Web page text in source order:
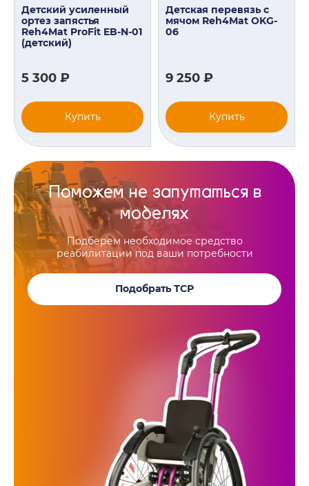
Детский усиленный
ортез запястья
Reh4Mat ProFit EB-N-01
(детский)
5 300 ₽
Купить
Детская перевязь с
мячом Reh4Mat OKG-
06
9 250 ₽
Купить
Поможем не запутаться в
моделях
Подберем необходимое средство
реабилитации под ваши потребности
Подобрать ТСР